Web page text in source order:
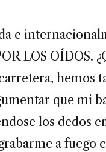
e
LOS OÍDOS.
hemos
que mi
los dedos
a fuego